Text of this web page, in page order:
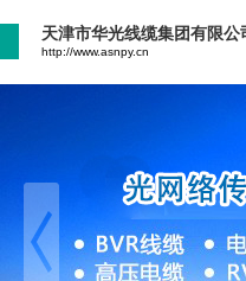
天津市华光线缆集团有限公
http://www.asnpy.cn